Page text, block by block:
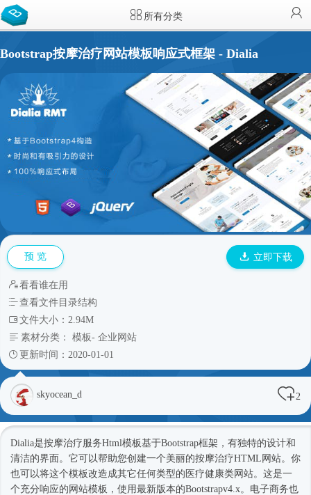
所有分类
Bootstrap按摩治疗网站模板响应式框架 - Dialia
预 览 立即下载
看看谁在用
查看文件目录结构
文件大小：2.94M
素材分类： 模板- 企业网站
更新时间：2020-01-01
skyocean_d 2
Dialia是按摩治疗服务Html模板基于Bootstrap框架 ，有独特的设计和
清洁的界面。它可以帮助您创建一个美丽的按摩治疗HTML网站。你
也可以将这个模板改造成其它任何类型的医疗健康类网站。这是一
个充分响应的 网站模板 ，使用最新版本的Bootstrapv4.x。电子商务也